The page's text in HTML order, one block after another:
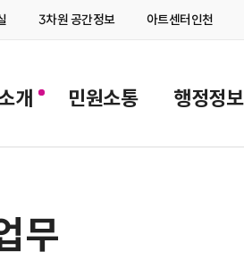
3차원 공간정보 아트센터인천
개 민원소통 행정정보
무